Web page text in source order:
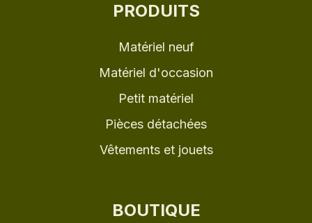
PRODUITS
Matériel neuf
Matériel d'occasion
Petit matériel
Pièces détachées
Vêtements et jouets
BOUTIQUE